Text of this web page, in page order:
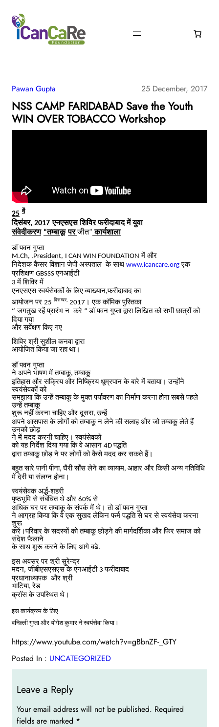
Pawan Gupta 25 December, 2017
NSS CAMP FARIDABAD Save the Youth
WIN OVER TOBACCO Workshop
25 वें
दिसंबर, 2017 एनएसएस शिविर फरीदाबाद में युवा
संवेदीकरण “तम्बाकू पर जीत” कार्यशाला
डॉ पवन गुप्ता
M.Ch, .President, I CAN WIN FOUNDATION में और
निदेशक कैंसर विज्ञान जेपी अस्पताल के साथ www.icancare.org एक
प्रशिक्षण GBSSSएनआईटी
3में शिविर में
एनएसएस स्वयंसेवकों के लिएव्याख्यान,फरीदाबाद का
आयोजन पर 25 दिसम्बर, 2017 । एक कॉमिक पुस्तिका
“ जगतुख रहें प्रारंभ न करे “ डॉ पवन गुप्ता द्वारा लिखित को सभी छात्रों को
दिया गया
और सर्वेक्षण किए गए
शिविर श्री सुशील कनवा द्वारा
आयोजित किया जा रहाथा।
डॉ पवन गुप्ता
ने अपने भाषण में तम्बाकू,तम्बाकू
इतिहास और सक्रिय और निष्क्रिय धूम्रपान के बारे में बताया। उन्होंने
स्वयंसेवकों को
समझाया कि उन्हें तम्बाकू के मुक्त पर्यावरण का निर्माण करना होगा सबसे पहले
उन्हें तम्बाकू
शुरू नहीं करना चाहिए और दूसरा,उन्हें
अपने आसपास के लोगों को तम्बाकू न लेने की सलाह और जो तम्बाकू लेते हैं
उनको छोड़
ने में मदद करनी चाहिए। स्वयंसेवकों
को यह निर्देश दिया गया कि वे आसान 4Dपद्धति
द्वारा तम्बाकू छोड़ ने पर लोगों को कैसे मदद कर सकते हैं।
बहुत सारे पानी पीना,घैरी साँस लेने का व्यायाम, आहार और किसी अन्य गतिविधि
में देरी या संलग्न होना।
स्वयंसेवक अर्द्ध-शहरी
पृष्ठभूमि से संबंधित थे और 60%से
अधिक घर पर तम्बाकू के संपर्क में थे। तो डॉ पवन गुप्ता
ने आग्रह किया कि वे एक सुखद लेकिन फर्म पद्धति से घर से स्वयंसेवा करना
शुरू
करें।परिवार के सदस्यों को तम्बाकू छोड़ने की मार्गदर्शिका और फिर समाज को
संदेश फैलाने
के साथ शुरू करने के लिए आगे बढे.
इस अवसर पर श्री सुरेन्द्र
मदन, जीबीएसएसएस के एनआईटी 3फरीदाबाद
प्रधानाध्यापकऔरश्री
भाटिया,रेड
क्रॉस के उपस्थित थे।
इस कार्यक्रम के लिए
वनिल्ली गुप्ता और योगेश कुमार ने स्वयंसेवा किया।
https://www.youtube.com/watch?v=gBbnZF-_GTY
Posted In : UNCATEGORIZED
Leave a Reply
Your email address will not be published. Required
fields are marked *